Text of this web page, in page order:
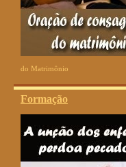
do Matrimônio
Formação